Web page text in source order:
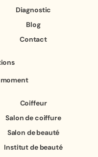
Diagnostic
Blog
Contact
moment
Coiffeur
Salon de coiffure
Salon de beauté
Institut de beauté